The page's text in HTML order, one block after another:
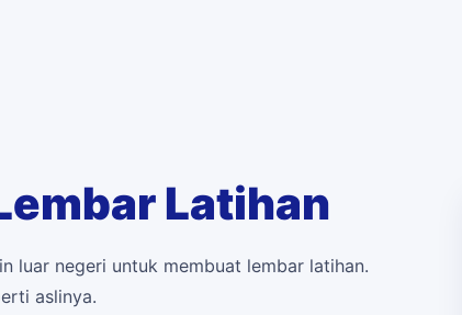
Latihan
luar negeri untuk membuat lembar latihan.
aslinya.